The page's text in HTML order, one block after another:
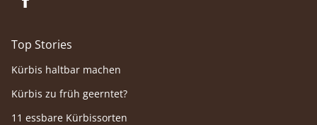
Top Stories
Kürbis haltbar machen
Kürbis zu früh geerntet?
11 essbare Kürbissorten